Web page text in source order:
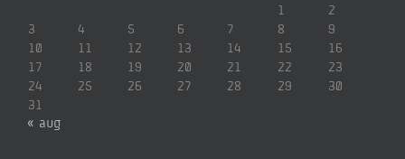
1
2
3
4 5 6 7 8
9
10
11 12 13 14 15
16
17
18 19 20 21 22
23
24
25 26 27 28 29
30
31
« aug